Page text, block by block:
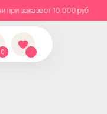
при заказе от 10.000 руб
0